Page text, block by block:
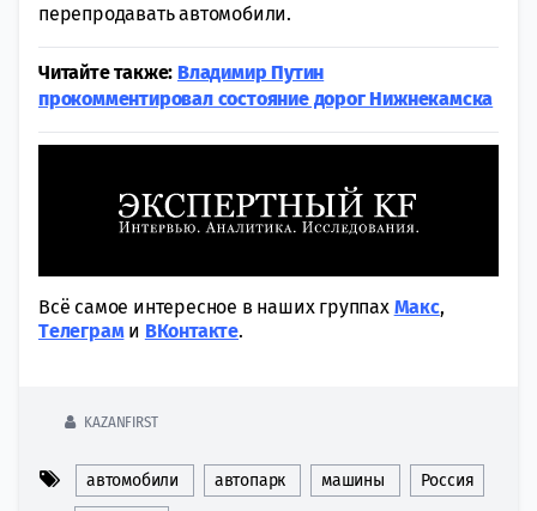
перепродавать автомобили.
Читайте также: Владимир Путин
прокомментировал состояние дорог Нижнекамска
Всё самое интересное в наших группах Макс,
Tелеграми ВКонтакте.
KAZANFIRST
автомобили автопарк машины Россия